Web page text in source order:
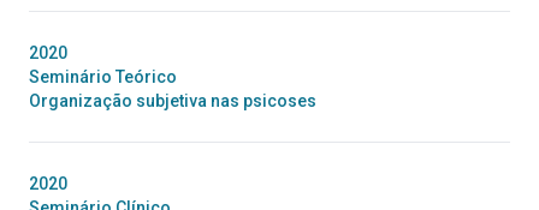
2020
Seminário Teórico
Organização subjetiva nas psicoses
2020